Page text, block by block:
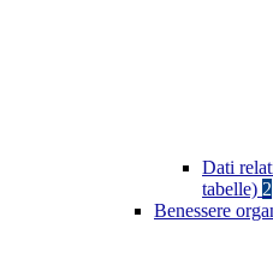
Dati
tabelle) 2
Benessere